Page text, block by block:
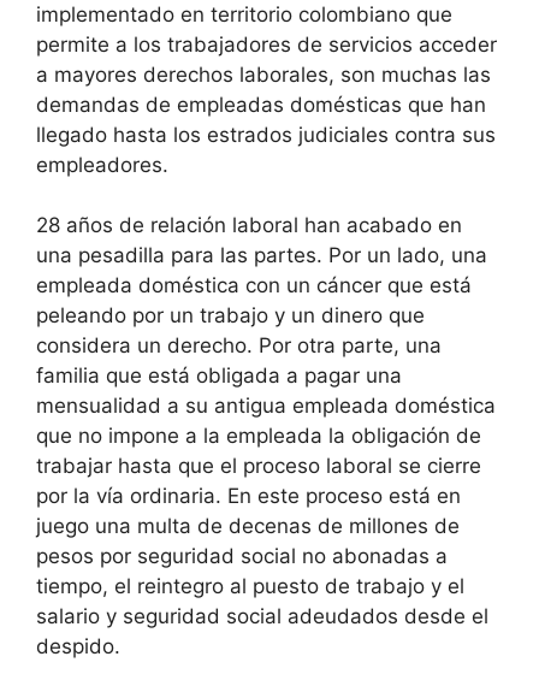
implementado en territorio colombiano que
permite a los trabajadores de servicios acceder
a mayores derechos laborales, son muchas las
demandas de empleadas domésticas que han
llegado hasta los estrados judiciales contra sus
empleadores.
28 años de relación laboral han acabado en
una pesadilla para las partes. Por un lado, una
empleada doméstica con un cáncer que está
peleando por un trabajo y un dinero que
considera un derecho. Por otra parte, una
familia que está obligada a pagar una
mensualidad a su antigua empleada doméstica
que no impone a la empleada la obligación de
trabajar hasta que el proceso laboral se cierre
por la vía ordinaria. En este proceso está en
juego una multa de decenas de millones de
pesos por seguridad social no abonadas a
tiempo, el reintegro al puesto de trabajo y el
salario y seguridad social adeudados desde el
despido.